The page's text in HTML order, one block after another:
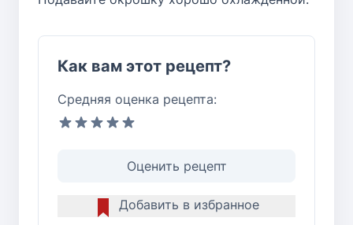
Как вам этот рецепт?
Средняя оценка рецепта:
Оценить рецепт
Добавить в избранное